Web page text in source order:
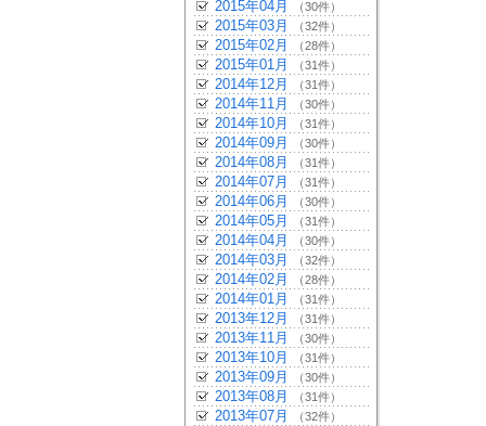
2015年04月 （30件）
2015年03月 （32件）
2015年02月 （28件）
2015年01月 （31件）
2014年12月 （31件）
2014年11月 （30件）
2014年10月 （31件）
2014年09月 （30件）
2014年08月 （31件）
2014年07月 （31件）
2014年06月 （30件）
2014年05月 （31件）
2014年04月 （30件）
2014年03月 （32件）
2014年02月 （28件）
2014年01月 （31件）
2013年12月 （31件）
2013年11月 （30件）
2013年10月 （31件）
2013年09月 （30件）
2013年08月 （31件）
2013年07月 （32件）